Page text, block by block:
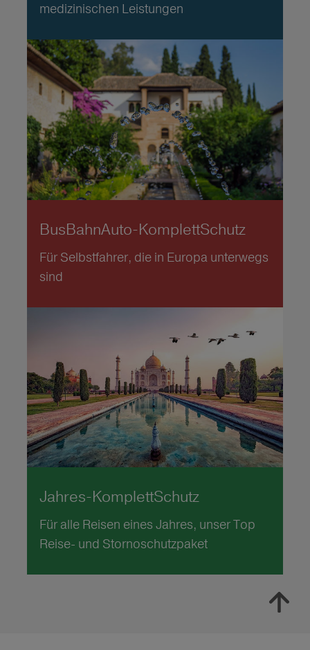
medizinischen Leistungen
BusBahnAuto-KomplettSchutz
Für Selbstfahrer, die in Europa unterwegs
sind
Jahres-KomplettSchutz
Für alle Reisen eines Jahres, unser Top
Reise- und Stornoschutzpaket